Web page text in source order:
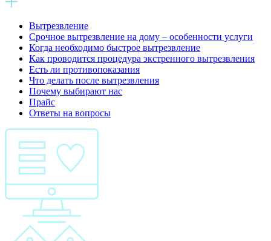
Вытрезвление
Срочное вытрезвление на дому – особенности услуги
Когда необходимо быстрое вытрезвление
Как проводится процедура экстренного вытрезвления
Есть ли противопоказания
Что делать после вытрезвления
Почему выбирают нас
Прайс
Ответы на вопросы